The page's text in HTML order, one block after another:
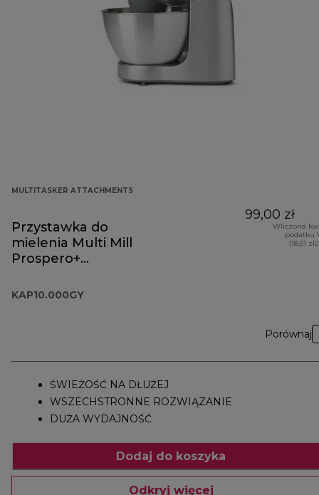
MULTITASKER ATTACHMENTS
Przystawka do
mielenia Multi Mill
Prospero+
KAP10.000GY
99,00 zł
Wliczona
podatku
(18,51
Porównaj
ŚWIEŻOŚĆ NA DŁUŻEJ
WSZECHSTRONNE ROZWIĄZANIE
DUŻA WYDAJNOŚĆ
Dodaj do koszyka
Odkryj więcej